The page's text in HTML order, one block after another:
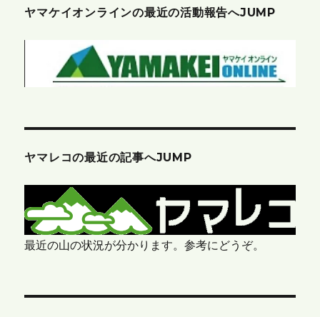
ヤマケイオンラインの最近の活動報告へJUMP
ヤマレコの最近の記事へJUMP
最近の山の状況が分かります。参考にどうぞ。